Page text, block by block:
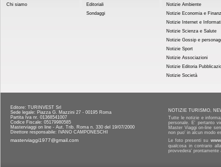
Chi siamo
Editoriali
Sondaggi
Notizie Ambiente
Notizie Economia e
Notizie Internet e
Notizie Scienza e Salute
Notizie Gossip e
Notizie Sport
Notizie Associazioni
Notizie Editoria
Notizie Società
Editore: TURINVEST Srl
Sede legale: Piazza G. Mazzini 27 - 00195 Roma
Partita Iva nr. 01368541007
Codice Fiscale: 05179980585
Masterviaggi on line - Aut. Trib. Roma n. 330 del 19/07/2000
Direttore responsabile: IVANO CAMPONESCHI
masterviaggi1977@gmail.com
NOTIZIE TURISMO,
Tutte le notizie e
personale. E' pertanto
Master Viaggi on-line
non puo' in alcun modo
Le foto presenti su
qualcosa in contrario
provvedera'